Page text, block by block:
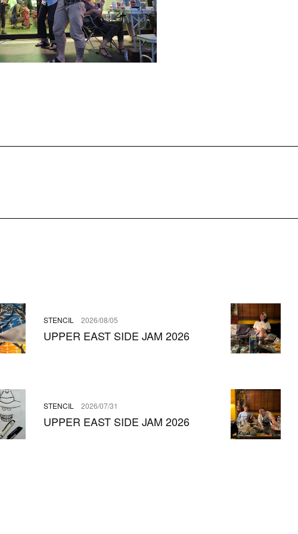
STENCIL 2026/08/05
UPPER EAST SIDE JAM 2026
STENCIL 2026/07/31
UPPER EAST SIDE JAM 2026